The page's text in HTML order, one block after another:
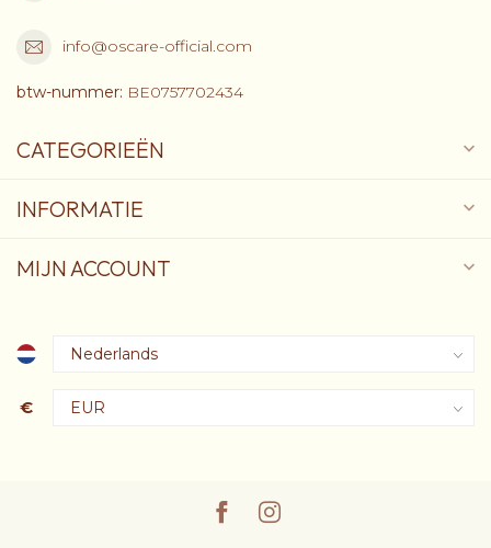
info@oscare-official.com
btw-nummer: BE0757702434
CATEGORIEËN
INFORMATIE
MIJN ACCOUNT
€